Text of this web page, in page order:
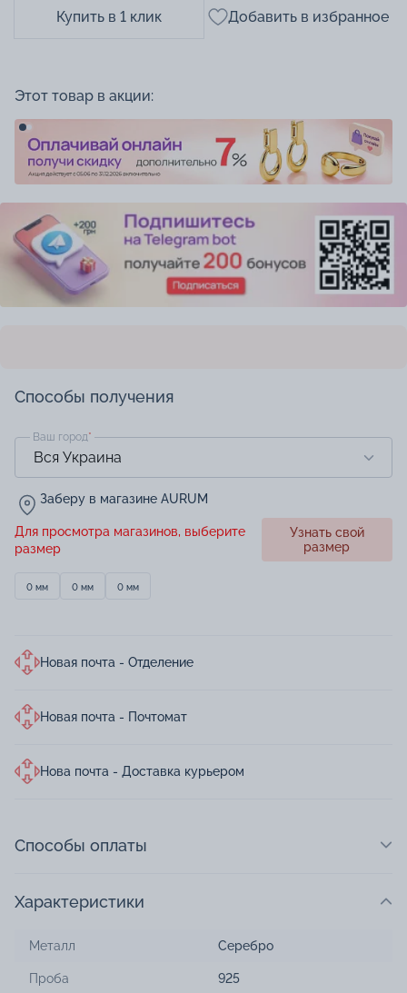
Купить в 1 клик Добавить в избранное
Этот товар в акции:
Способы получения
Ваш город*
Заберу в магазине AURUM
Для просмотра магазинов, выберите
размер
Узнать свой
размер
0 мм 0 мм 0 мм
Новая почта - Отделение
Новая почта - Почтомат
Нова почта - Доставка курьером
Способы оплаты
Характеристики
Металл Серебро
Проба 925